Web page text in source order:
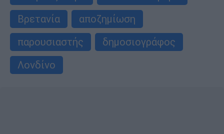
Βρετανία
αποζημίωση
παρουσιαστής
δημοσιογράφος
Λονδίνο